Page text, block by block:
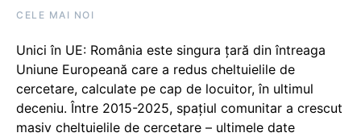
CELE MAI NOI
Unici în UE: România este singura țară din întreaga
Uniune Europeană care a redus cheltuielile de
cercetare, calculate pe cap de locuitor, în ultimul
deceniu. Între 2015-2025, spațiul comunitar a crescut
masiv cheltuielile de cercetare – ultimele date